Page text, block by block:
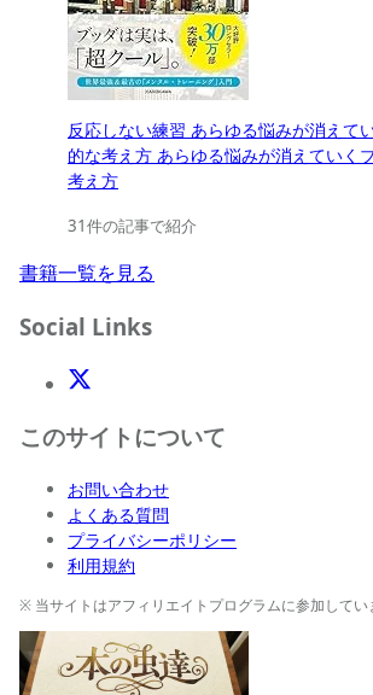
反応しない練習 あらゆる悩みが消えて
的な考え方 あらゆる悩みが消えていく
考え方
31件の記事で紹介
書籍一覧を見る
Social Links
X(Twitter)
このサイトについて
お問い合わせ
よくある質問
プライバシーポリシー
利用規約
※ 当サイトはアフィリエイトプログラムに参加してい